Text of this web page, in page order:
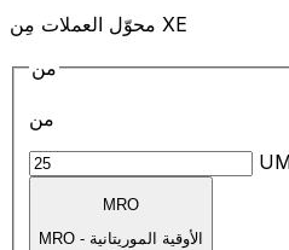
محوّل العملات مِن XE
من
من
MRO
MRO - الأوقية الموريتانية